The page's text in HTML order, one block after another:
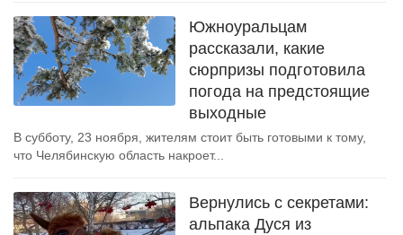
Южноуральцам
рассказали, какие
сюрпризы подготовила
погода на предстоящие
выходные
В субботу, 23 ноября, жителям стоит быть готовыми к тому,
что Челябинскую область накроет...
Вернулись с секретами:
альпака Дуся из